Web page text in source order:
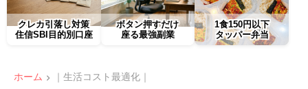
クレカ引落し対策
住信SBI目的別口座
ボタン押すだけ
座る最強副業
1食150円以下
タッパー弁当
ホーム ｜生活コスト最適化｜